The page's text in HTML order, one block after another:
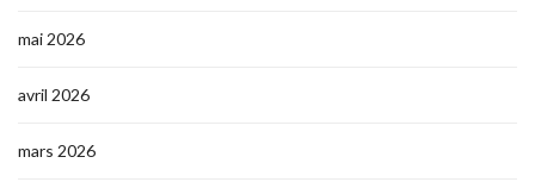
mai 2026
avril 2026
mars 2026